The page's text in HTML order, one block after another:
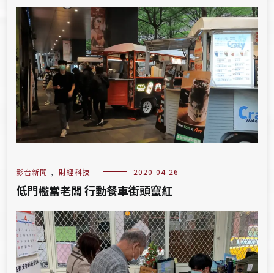
影音新聞 , 財經科技 2020-04-26
低門檻當老闆 行動餐車街頭竄紅